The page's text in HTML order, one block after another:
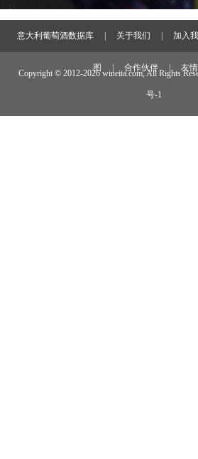
意大利葡萄酒数据库 关于我们 加入
图 合作伙伴 友
Copyright © 2012-2026 wineita.com, All Rights
号-1